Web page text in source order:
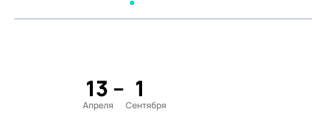
13
Апреля
– 1
Сентября